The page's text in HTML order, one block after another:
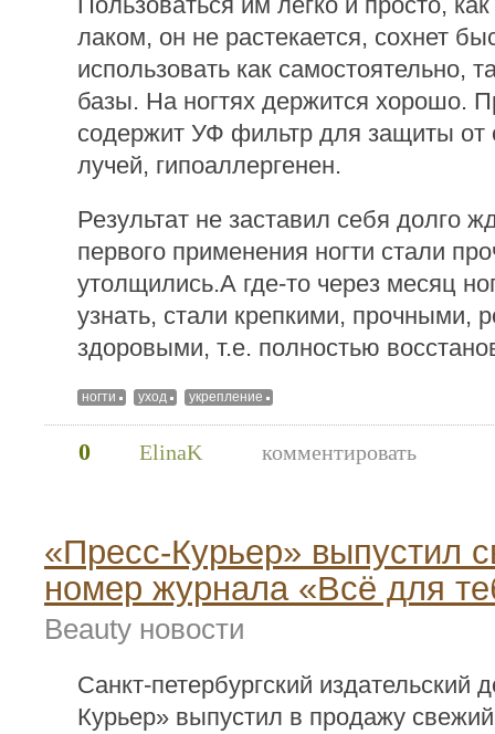
лаком, он не растекается, сохнет
использовать как самостоятельно,
базы. На ногтях держится хорошо.
содержит УФ фильтр для защиты от
лучей, гипоаллергенен.
Результат не заставил себя долго
первого применения ногти стали
утолщились.А где-то через месяц
узнать, стали крепкими, прочными,
здоровыми, т.е. полностью
ногти уход укрепление
0 ElinaK комментировать
«Пресс-Курьер» выпустил
номер журнала «Всё для
Beauty новости
Санкт-петербургский издательский
Курьер» выпустил в продажу